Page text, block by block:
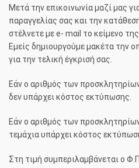
Μετά την επικοινωνία μαζί μας
παραγγελίας σας και την
στέλνετε με e- mαil το κείμενο
Εμείς δημιουργούμε μακέτα την
για την τελική έγκρισή σας.
Εάν ο αριθμός των
δεν υπάρχει κόστος εκτύπωσης.
Εάν ο αριθμός των
τεμάχια υπάρχει κόστος
Στη τιμή συμπεριλαμβάνεται ο